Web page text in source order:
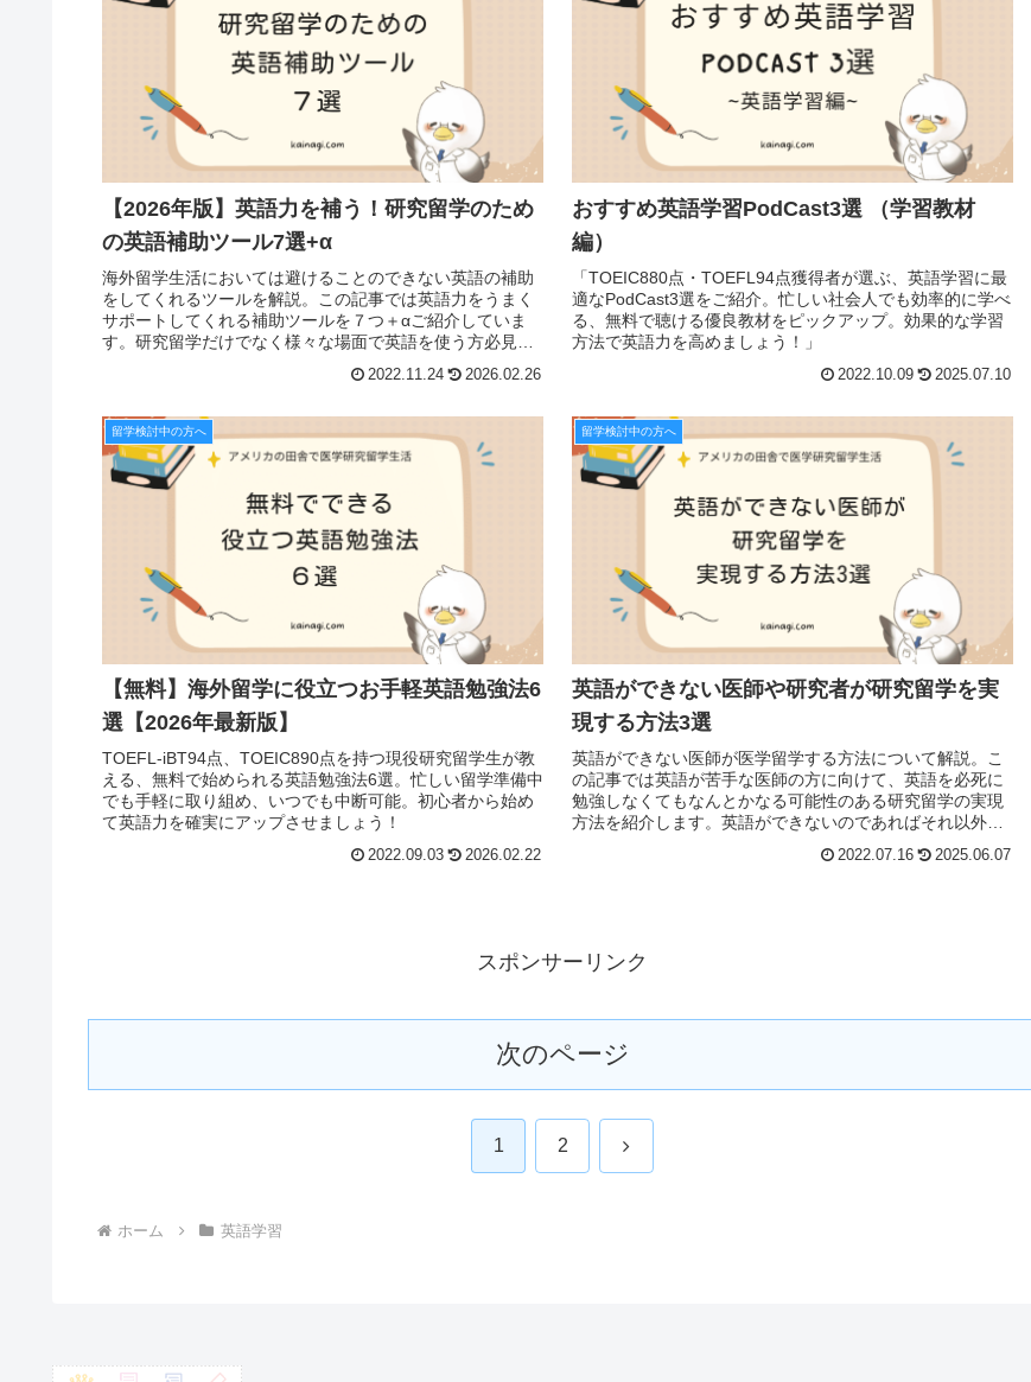
【2026年版】英語力を補う！研究留学のため
の英語補助ツール7選+α
海外留学生活においては避けることのできない英語の補助
をしてくれるツールを解説。この記事では英語力をうまく
サポートしてくれる補助ツールを７つ＋αご紹介していま
す。研究留学だけでなく様々な場面で英語を使う方必見で
2022.11.24 2026.02.26
おすすめ英語学習PodCast3選 （学習教材
編）
「TOEIC880点・TOEFL94点獲得者が選ぶ、英語学習に最
適なPodCast3選をご紹介。忙しい社会人でも効率的に学べ
る、無料で聴ける優良教材をピックアップ。効果的な学習
方法で英語力を高めましょう！」
2022.10.09 2025.07.10
留学検討中の方へ
【無料】海外留学に役立つお手軽英語勉強法6
選【2026年最新版】
TOEFL-iBT94点、TOEIC890点を持つ現役研究留学生が教
える、無料で始められる英語勉強法6選。忙しい留学準備中
でも手軽に取り組め、いつでも中断可能。初心者から始め
て英語力を確実にアップさせましょう！
2022.09.03 2026.02.22
留学検討中の方へ
英語ができない医師や研究者が研究留学を実
現する方法3選
英語ができない医師が医学留学する方法について解説。こ
の記事では英語が苦手な医師の方に向けて、英語を必死に
勉強しなくてもなんとかなる可能性のある研究留学の実現
方法を紹介します。英語ができないのであればそれ以外の
2022.07.16 2025.06.07
スポンサーリンク
次のページ
1 2 次
ホーム 英語学習